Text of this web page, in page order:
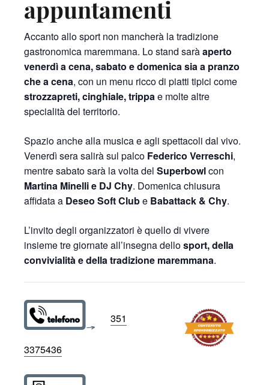
appuntamenti
Accanto allo sport non mancherà la tradizione
gastronomica maremmana. Lo stand saràaperto
venerdì a cena, sabato e domenica sia a pranzo
che a cena, con un menu ricco di piatti tipici come
strozzapreti, cinghiale, trippae molte altre
specialità del territorio.
Spazio anche alla musica e agli spettacoli dal vivo.
Venerdì sera salirà sul palco Federico Verreschi,
mentre sabato sarà la volta del Superbowlcon
Martina Minelli e DJ Chy. Domenica chiusura
affidata a Deseo Soft Clube Babattack & Chy.
L’invito degli organizzatori è quello di vivere
insieme tre giornate all’insegna dellosport, della
convivialità e della tradizione maremmana.
351
3375436